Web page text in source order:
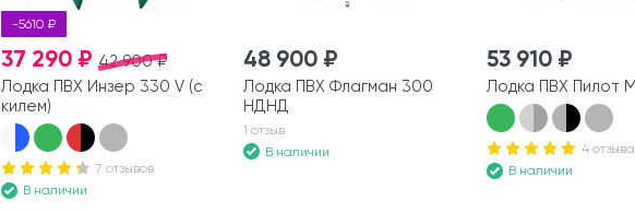
-5610 ₽
42 900 ₽
37 290 ₽
Лодка ПВХ Инзер 330 V (с
килем)
7 отзывов
В наличии
48 900 ₽
Лодка ПВХ Флагман 300
НДНД
1 отзыв
В наличии
53 910 ₽
Лодка ПВХ Пилот
4 отзыва
В наличии